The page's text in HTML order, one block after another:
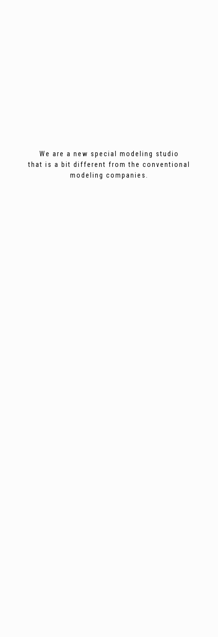
We are a new special modeling studio
that is a bit different from the conventional
modeling companies.